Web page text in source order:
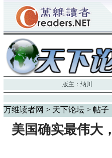
版主： 纳川
万维读者网 > 天下论坛 > 帖子
美国确实最伟大